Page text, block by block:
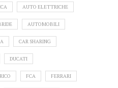
AUTO ELETTRICHE
AUTOMOBILI
CAR SHARING
DUCATI
FCA FERRARI